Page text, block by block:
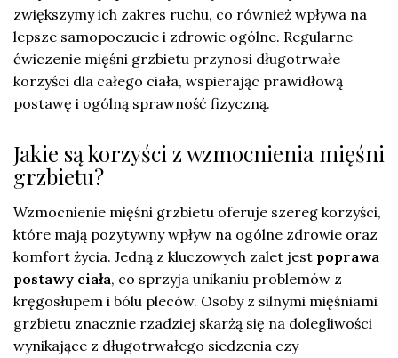
zwiększymy ich zakres ruchu, co również wpływa na
lepsze samopoczucie i zdrowie ogólne. Regularne
ćwiczenie mięśni grzbietu przynosi długotrwałe
korzyści dla całego ciała, wspierając prawidłową
postawę i ogólną sprawność fizyczną.
Jakie są korzyści z wzmocnienia mięśni
grzbietu?
Wzmocnienie mięśni grzbietu oferuje szereg korzyści,
które mają pozytywny wpływ na ogólne zdrowie oraz
komfort życia. Jedną z kluczowych zalet jest poprawa
postawy ciała, co sprzyja unikaniu problemów z
kręgosłupem i bólu pleców. Osoby z silnymi mięśniami
grzbietu znacznie rzadziej skarżą się na dolegliwości
wynikające z długotrwałego siedzenia czy